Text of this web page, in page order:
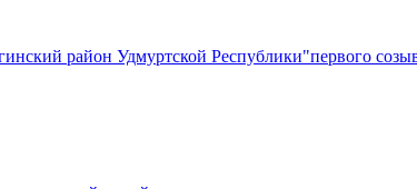
район Удмуртской Республики"первого